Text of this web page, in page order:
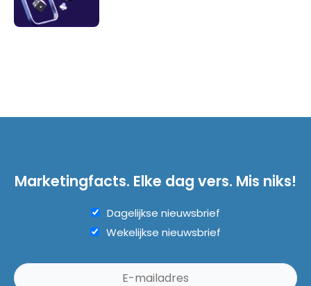
Marketingfacts. Elke dag vers. Mis niks!
Dagelijkse nieuwsbrief
Wekelijkse nieuwsbrief